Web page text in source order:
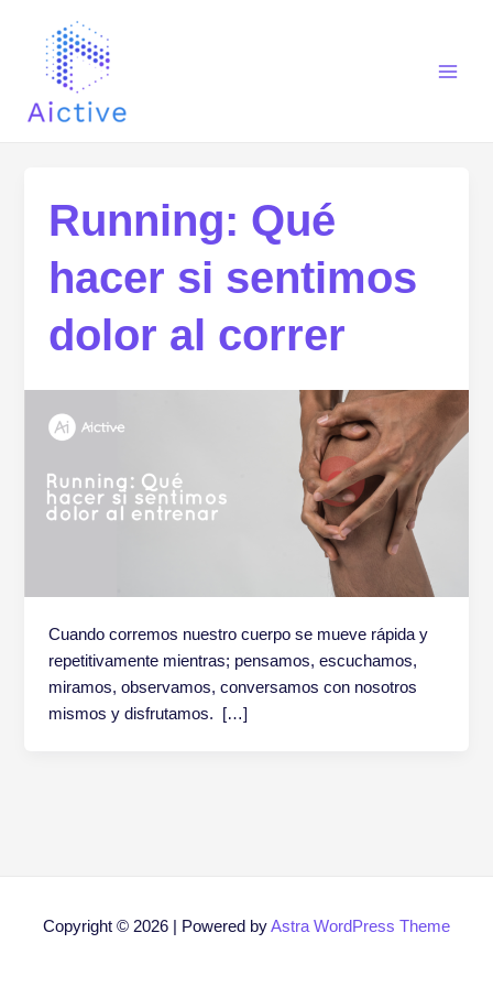
content
Running: Qué
hacer si sentimos
dolor al correr
Cuando corremos nuestro cuerpo se mueve rápida y
repetitivamente mientras; pensamos, escuchamos,
miramos, observamos, conversamos con nosotros
mismos y disfrutamos. […]
Copyright © 2026 | Powered byAstra WordPress Theme